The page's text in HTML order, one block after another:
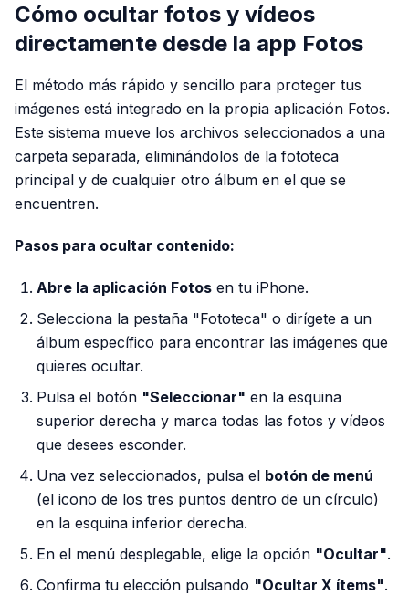
Cómo ocultar fotos y vídeos
directamente desde la app Fotos
El método más rápido y sencillo para proteger tus
imágenes está integrado en la propia aplicación Fotos.
Este sistema mueve los archivos seleccionados a una
carpeta separada, eliminándolos de la fototeca
principal y de cualquier otro álbum en el que se
encuentren.
Pasos para ocultar contenido:
Abre la aplicación Fotos en tu iPhone.
Selecciona la pestaña "Fototeca" o dirígete a un
álbum específico para encontrar las imágenes que
quieres ocultar.
Pulsa el botón "Seleccionar" en la esquina
superior derecha y marca todas las fotos y vídeos
que desees esconder.
Una vez seleccionados, pulsa el botón de menú
(el icono de los tres puntos dentro de un círculo)
en la esquina inferior derecha.
En el menú desplegable, elige la opción "Ocultar".
Confirma tu elección pulsando "Ocultar X ítems".